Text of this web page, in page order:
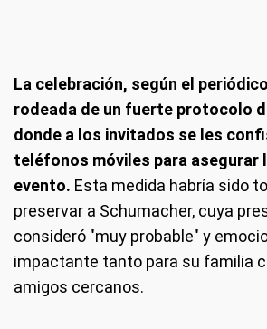
La celebración, según el
rodeada de un fuerte protocolo
donde a los invitados se les
teléfonos móviles para asegurar
evento. Esta medida habría sido
preservar a Schumacher, cuya
consideró "muy probable" y
impactante tanto para su familia
amigos cercanos.